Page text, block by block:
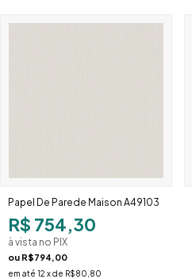
Papel De Parede Maison A49103
R$ 754,30
à vista no PIX
ou R$794,00
em até 12 x de R$80,80